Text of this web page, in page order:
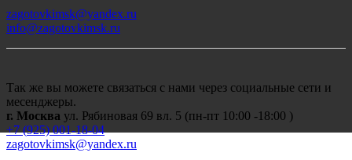
zagotovkimsk@yandex.ru
info@zagotovkimsk.ru
Так же вы можете связаться с нами через социальные сети и
месенджеры.
г. Москва ул. Рябиновая 69 вл. 5 (пн-пт 10:00 -18:00 )
+7 (925) 001-18-04
zagotovkimsk@yandex.ru